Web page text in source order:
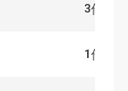
3件
1件